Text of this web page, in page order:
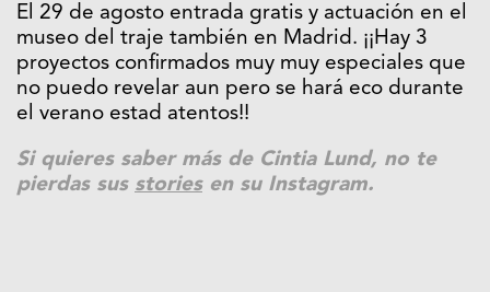
El 29 de agosto entrada gratis y actuación en el
museo del traje también en Madrid. ¡¡Hay 3
proyectos confirmados muy muy especiales que
no puedo revelar aun pero se hará eco durante
el verano estad atentos!!
Si quieres saber más de Cintia Lund, no te
pierdas sus storiesen su Instagram.